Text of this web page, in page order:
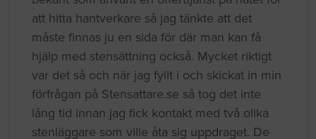
att hitta hantverkare så jag tänkte att det
måste finnas ju en sida för där man kan få
hjälp med stensättning också. Mycket riktigt
var det så och när jag fyllt i och skickat in min
förfrågan på Stensattare.se så tog det inte
lång tid innan jag fick kontakt med två olika
stenläggare som ville åta sig uppdraget. De